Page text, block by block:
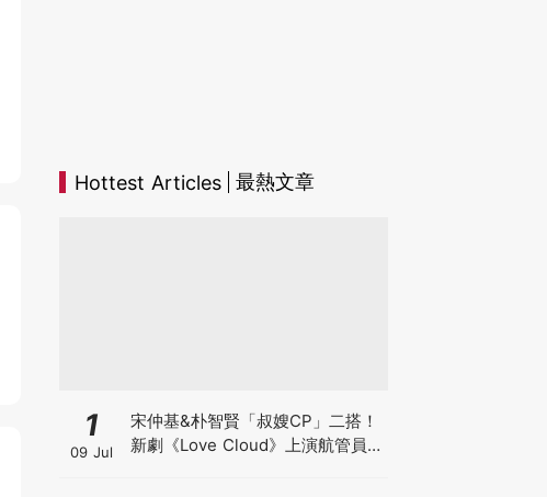
Hottest Articles 最熱文章
1
09 Jul
宋仲基&朴智賢「叔嫂CP」二搭！
新劇《Love Cloud》上演航管員x